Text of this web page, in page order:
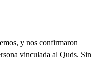
y nos confirmaron
vinculada al Quds. Sin